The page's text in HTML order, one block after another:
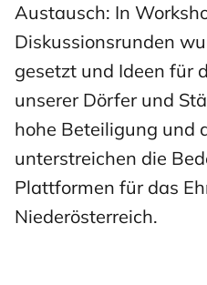
Austausch: In
Diskussionsrunden
gesetzt und Ideen für
unserer Dörfer und
hohe Beteiligung und
unterstreichen die
Plattformen für das
Niederösterreich.